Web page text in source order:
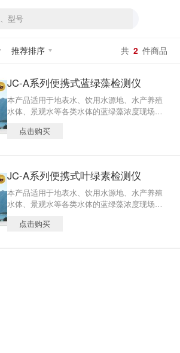
推荐排序 共 2 件商品
JC-A系列便携式蓝绿藻检测仪
本产品适用于地表水、饮用水源地、水产养殖
水体、景观水等各类水体的蓝绿藻浓度现场快
速监测、应急筛查及水华早期预警。
点击购买
JC-A系列便携式叶绿素检测仪
本产品适用于地表水、饮用水源地、水产养殖
水体、景观水等各类水体的蓝绿藻浓度现场快
速监测、应急筛查及水华早期预警。
点击购买